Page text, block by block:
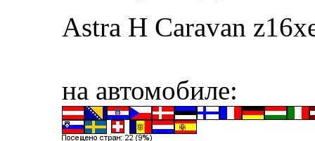
Astra H Caravan
на автомобиле: